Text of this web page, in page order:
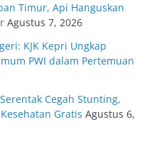
Timur, Api Hanguskan
Agustus 7, 2026
KJK Kepri Ungkap
PWI dalam Pertemuan
Cegah Stunting,
Gratis Agustus 6,